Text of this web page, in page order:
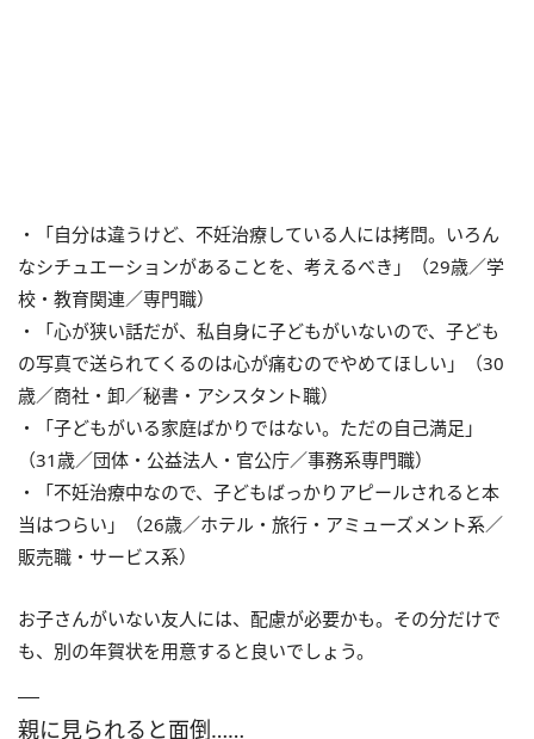
・「自分は違うけど、不妊治療している人には拷問。いろん
なシチュエーションがあることを、考えるべき」（29歳／学
校・教育関連／専門職）
・「心が狭い話だが、私自身に子どもがいないので、子ども
の写真で送られてくるのは心が痛むのでやめてほしい」（30
歳／商社・卸／秘書・アシスタント職）
・「子どもがいる家庭ばかりではない。ただの自己満足」
（31歳／団体・公益法人・官公庁／事務系専門職）
・「不妊治療中なので、子どもばっかりアピールされると本
当はつらい」（26歳／ホテル・旅行・アミューズメント系／
販売職・サービス系）
お子さんがいない友人には、配慮が必要かも。その分だけで
も、別の年賀状を用意すると良いでしょう。
親に見られると面倒……